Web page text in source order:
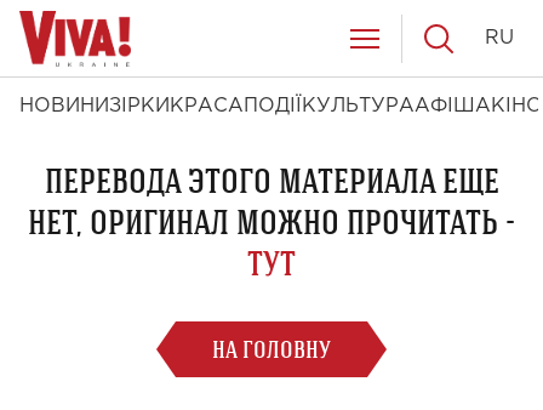
НОВИНИ ЗІРКИ КРАСА ПОДІЇ КУЛЬТУРААФІША КІНО
RU
ПЕРЕВОДА ЭТОГО МАТЕРИАЛА ЕЩЕ
НЕТ, ОРИГИНАЛ МОЖНО ПРОЧИТАТЬ -
ТУТ
НА ГОЛОВНУ